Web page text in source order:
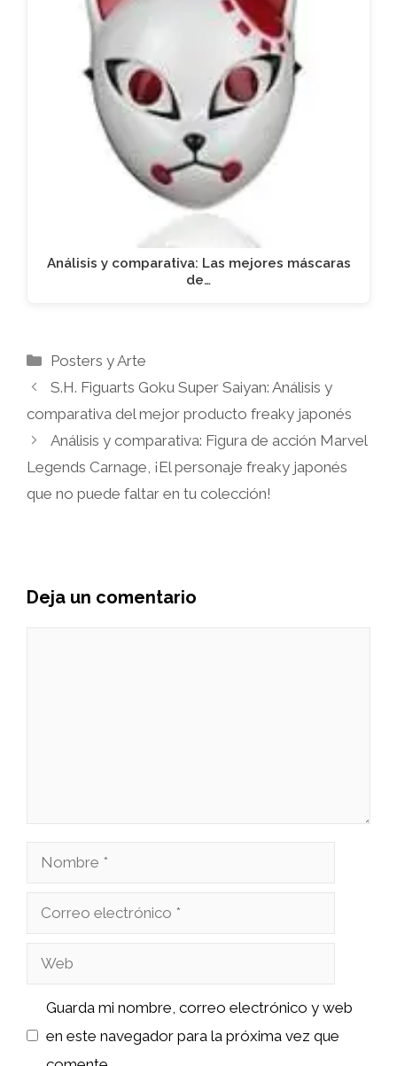
Análisis y comparativa: Las mejores máscaras
de…
Categorías
Posters y Arte
S.H. Figuarts Goku Super Saiyan: Análisis y
comparativa del mejor producto freaky japonés
Análisis y comparativa: Figura de acción Marvel
Legends Carnage, ¡El personaje freaky japonés
que no puede faltar en tu colección!
Deja un comentario
Nombre
Correo
Web
Guarda mi nombre, correo electrónico y web
en este navegador para la próxima vez que